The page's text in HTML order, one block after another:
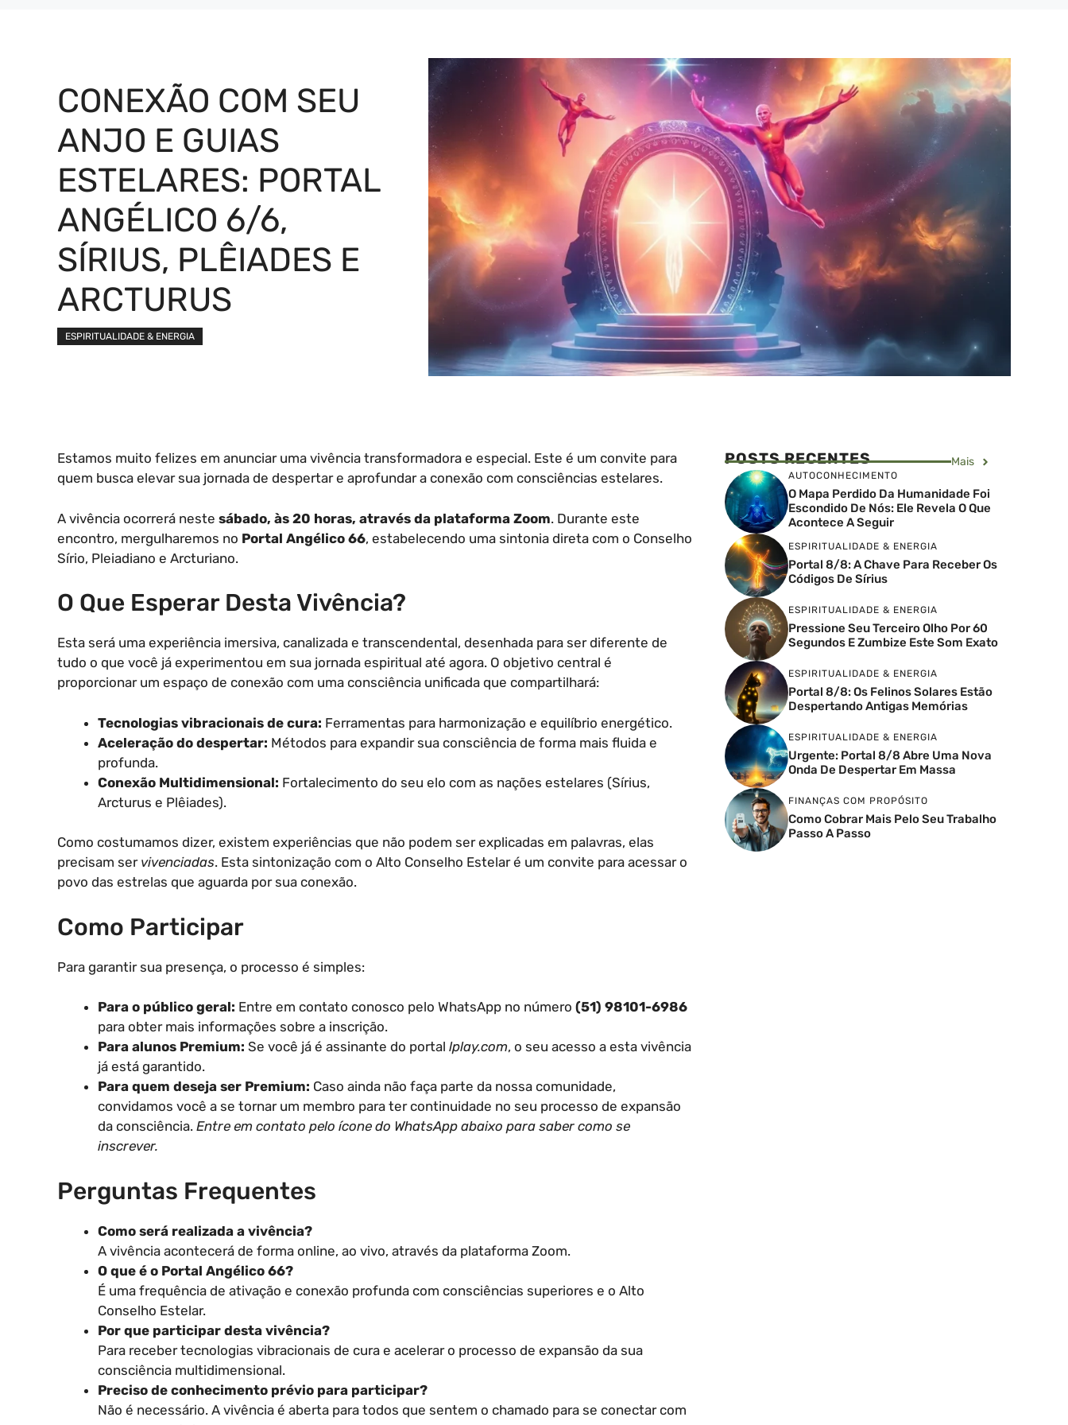
CONEXÃO COM SEU
ANJO E GUIAS
ESTELARES: PORTAL
ANGÉLICO 6/6,
SÍRIUS, PLÊIADES E
ARCTURUS
ESPIRITUALIDADE & ENERGIA
Estamos muito felizes em anunciar uma vivência transformadora e especial. Este é um convite para
quem busca elevar sua jornada de despertar e aprofundar a conexão com consciências estelares.
A vivência ocorrerá neste sábado, às 20 horas, através da plataforma Zoom. Durante este
encontro, mergulharemos no Portal Angélico 66, estabelecendo uma sintonia direta com o Conselho
Sírio, Pleiadiano e Arcturiano.
O Que Esperar Desta Vivência?
Esta será uma experiência imersiva, canalizada e transcendental, desenhada para ser diferente de
tudo o que você já experimentou em sua jornada espiritual até agora. O objetivo central é
proporcionar um espaço de conexão com uma consciência unificada que compartilhará:
Tecnologias vibracionais de cura: Ferramentas para harmonização e equilíbrio energético.
Aceleração do despertar: Métodos para expandir sua consciência de forma mais fluida e
profunda.
Conexão Multidimensional: Fortalecimento do seu elo com as nações estelares (Sírius,
Arcturus e Plêiades).
Como costumamos dizer, existem experiências que não podem ser explicadas em palavras, elas
precisam ser vivenciadas. Esta sintonização com o Alto Conselho Estelar é um convite para acessar o
povo das estrelas que aguarda por sua conexão.
Como Participar
Para garantir sua presença, o processo é simples:
Para o público geral: Entre em contato conosco pelo WhatsApp no número (51) 98101-6986
para obter mais informações sobre a inscrição.
Para alunos Premium: Se você já é assinante do portal lplay.com, o seu acesso a esta vivência
já está garantido.
Para quem deseja ser Premium: Caso ainda não faça parte da nossa comunidade,
convidamos você a se tornar um membro para ter continuidade no seu processo de expansão
da consciência. Entre em contato pelo ícone do WhatsApp abaixo para saber como se
inscrever.
Perguntas Frequentes
Como será realizada a vivência?
A vivência acontecerá de forma online, ao vivo, através da plataforma Zoom.
O que é o Portal Angélico 66?
É uma frequência de ativação e conexão profunda com consciências superiores e o Alto
Conselho Estelar.
Por que participar desta vivência?
Para receber tecnologias vibracionais de cura e acelerar o processo de expansão da sua
consciência multidimensional.
Preciso de conhecimento prévio para participar?
Não é necessário. A vivência é aberta para todos que sentem o chamado para se conectar com
POSTS RECENTES Mais
AUTOCONHECIMENTO
O Mapa Perdido Da Humanidade Foi
Escondido De Nós: Ele Revela O Que
Acontece A Seguir
ESPIRITUALIDADE & ENERGIA
Portal 8/8: A Chave Para Receber Os
Códigos De Sírius
ESPIRITUALIDADE & ENERGIA
Pressione Seu Terceiro Olho Por 60
Segundos E Zumbize Este Som Exato
ESPIRITUALIDADE & ENERGIA
Portal 8/8: Os Felinos Solares Estão
Despertando Antigas Memórias
ESPIRITUALIDADE & ENERGIA
Urgente: Portal 8/8 Abre Uma Nova
Onda De Despertar Em Massa
FINANÇAS COM PROPÓSITO
Como Cobrar Mais Pelo Seu Trabalho
Passo A Passo